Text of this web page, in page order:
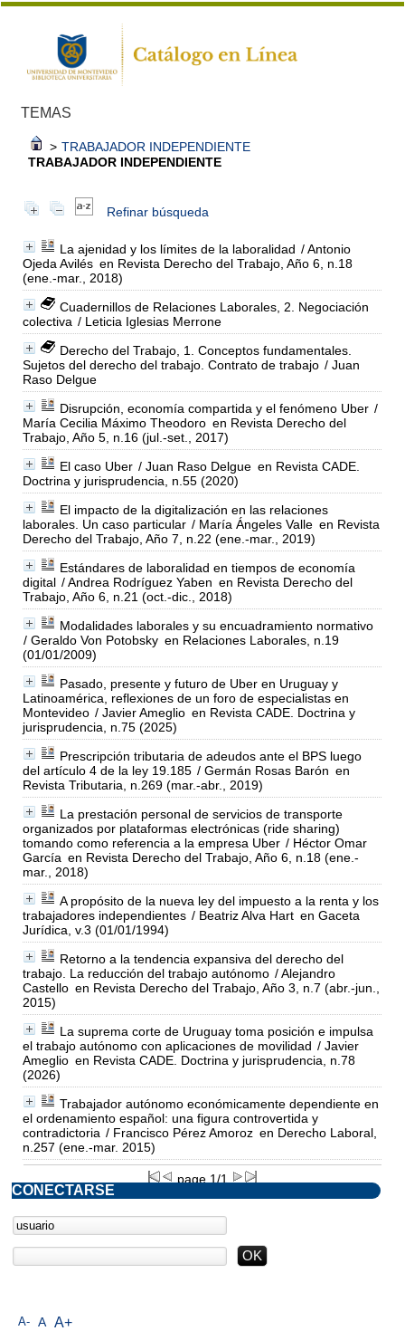
TEMAS
> TRABAJADOR INDEPENDIENTE
TRABAJADOR INDEPENDIENTE
Refinar búsqueda
La ajenidad y los límites de la laboralidad / Antonio
Ojeda Avilés en Revista Derecho del Trabajo, Año 6, n.18
(ene.-mar., 2018)
Cuadernillos de Relaciones Laborales, 2. Negociación
colectiva / Leticia Iglesias Merrone
Derecho del Trabajo, 1. Conceptos fundamentales.
Sujetos del derecho del trabajo. Contrato de trabajo / Juan
Raso Delgue
Disrupción, economía compartida y el fenómeno Uber /
María Cecilia Máximo Theodoro en Revista Derecho del
Trabajo, Año 5, n.16 (jul.-set., 2017)
El caso Uber / Juan Raso Delgue en Revista CADE.
Doctrina y jurisprudencia, n.55 (2020)
El impacto de la digitalización en las relaciones
laborales. Un caso particular / María Ángeles Valle en Revista
Derecho del Trabajo, Año 7, n.22 (ene.-mar., 2019)
Estándares de laboralidad en tiempos de economía
digital / Andrea Rodríguez Yaben en Revista Derecho del
Trabajo, Año 6, n.21 (oct.-dic., 2018)
Modalidades laborales y su encuadramiento normativo
/ Geraldo Von Potobsky en Relaciones Laborales, n.19
(01/01/2009)
Pasado, presente y futuro de Uber en Uruguay y
Latinoamérica, reflexiones de un foro de especialistas en
Montevideo / Javier Ameglio en Revista CADE. Doctrina y
jurisprudencia, n.75 (2025)
Prescripción tributaria de adeudos ante el BPS luego
del artículo 4 de la ley 19.185 / Germán Rosas Barón en
Revista Tributaria, n.269 (mar.-abr., 2019)
La prestación personal de servicios de transporte
organizados por plataformas electrónicas (ride sharing)
tomando como referencia a la empresa Uber / Héctor Omar
García en Revista Derecho del Trabajo, Año 6, n.18 (ene.-
mar., 2018)
A propósito de la nueva ley del impuesto a la renta y los
trabajadores independientes / Beatriz Alva Hart en Gaceta
Jurídica, v.3 (01/01/1994)
Retorno a la tendencia expansiva del derecho del
trabajo. La reducción del trabajo autónomo / Alejandro
Castello en Revista Derecho del Trabajo, Año 3, n.7 (abr.-jun.,
2015)
La suprema corte de Uruguay toma posición e impulsa
el trabajo autónomo con aplicaciones de movilidad / Javier
Ameglio en Revista CADE. Doctrina y jurisprudencia, n.78
(2026)
Trabajador autónomo económicamente dependiente en
el ordenamiento español: una figura controvertida y
contradictoria / Francisco Pérez Amoroz en Derecho Laboral,
n.257 (ene.-mar. 2015)
page 1/1
A- A A+
CONECTARSE